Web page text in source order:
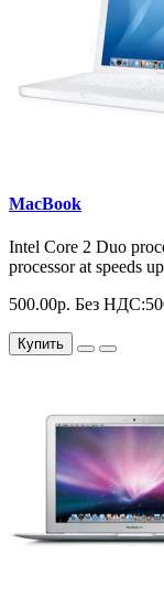
MacBook
Intel Core 2 Duo
processor at speeds
500.00р. Без
Купить